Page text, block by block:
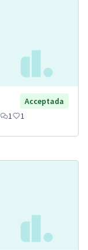
Acceptada
1 1